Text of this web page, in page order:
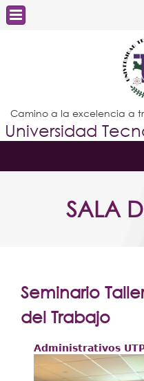
Camino a la excelencia a
Universidad
SALA
Seminario
del Trabajo
Administrativos